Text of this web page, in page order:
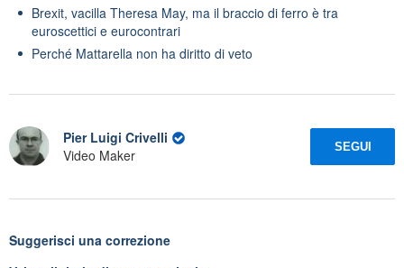
Brexit, vacilla Theresa May, ma il braccio di ferro è tra
euroscettici e eurocontrari
Perché Mattarella non ha diritto di veto
Pier Luigi Crivelli
Video Maker
SEGUI
Suggerisci una correzione